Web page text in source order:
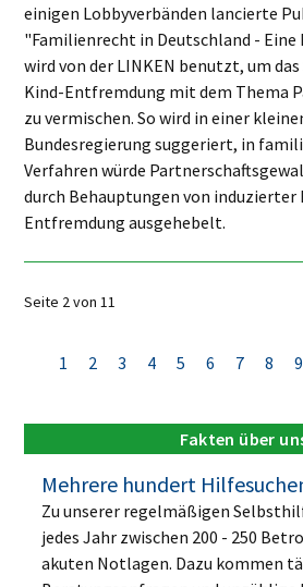
einigen Lobbyverbänden lancierte
"Familienrecht in Deutschland -
wird von der LINKEN benutzt, um
Kind-Entfremdung mit dem Thema
zu vermischen. So wird in einer
Bundesregierung suggeriert, in
Verfahren würde
durch Behauptungen von
Entfremdung ausgehebelt.
Seite 2 von 11
1 2 3 4 5 6 7 8 9
Fakten über
Mehrere hundert
Zu unserer regelmäßigen
jedes Jahr zwischen 200 - 250
akuten Notlagen. Dazu kommen